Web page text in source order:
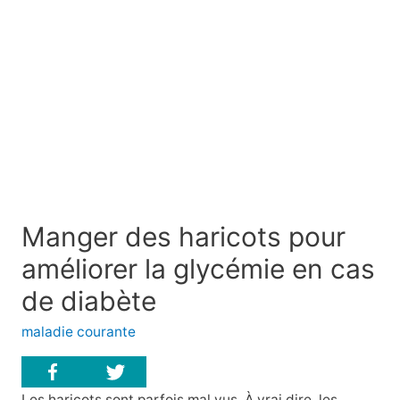
Manger des haricots pour
améliorer la glycémie en cas
de diabète
maladie courante